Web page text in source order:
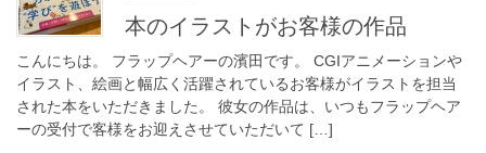
本のイラストがお客様の作品
こんにちは。 フラップヘアーの濱田です。 CGIアニメーションや
イラスト、絵画と幅広く活躍されているお客様がイラストを担当
された本をいただきました。 彼女の作品は、いつもフラップヘア
ーの受付で客様をお迎えさせていただいて […]